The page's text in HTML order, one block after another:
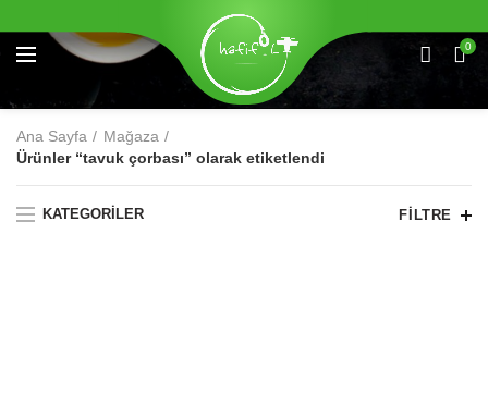
0
Ana Sayfa
Mağaza
Ürünler “tavuk çorbası” olarak etiketlendi
KATEGORILER FILTRE